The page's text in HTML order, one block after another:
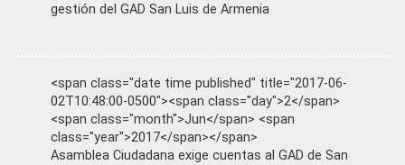
gestión del GAD San Luis de Armenia
<span class="date time published" title="2017-06-
02T10:48:00-0500"><span class="day">2</span>
<span class="month">Jun</span> <span
class="year">2017</span></span>
Asamblea Ciudadana exige cuentas al GAD de San